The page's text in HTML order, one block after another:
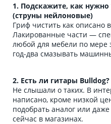
1. Подскажите, как
(струны нейлоновые)
Гриф чистить как описано
Лакированные части —
любой для мебели по мере
год-два смазывать
2. Есть ли гитары
Не слышали о таких. В
написано, кроме низкой
подобрать аналог или
сейчас в магазинах.